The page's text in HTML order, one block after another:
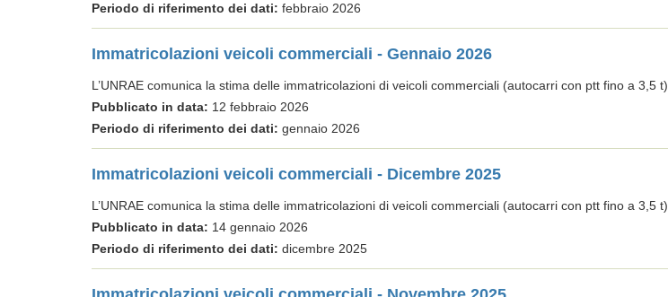
Periodo di riferimento dei dati: febbraio 2026
Immatricolazioni veicoli commerciali - Gennaio 2026
L’UNRAE comunica la stima delle immatricolazioni di veicoli commerciali (autocarri con ptt fino a 3,5 t)
Pubblicato in data: 12 febbraio 2026
Periodo di riferimento dei dati: gennaio 2026
Immatricolazioni veicoli commerciali - Dicembre 2025
L’UNRAE comunica la stima delle immatricolazioni di veicoli commerciali (autocarri con ptt fino a 3,5 t)
Pubblicato in data: 14 gennaio 2026
Periodo di riferimento dei dati: dicembre 2025